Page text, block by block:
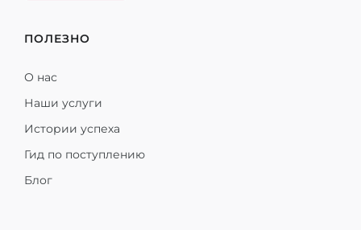
ПОЛЕЗНО
О нас
Наши услуги
Истории успеха
Гид по поступлению
Блог